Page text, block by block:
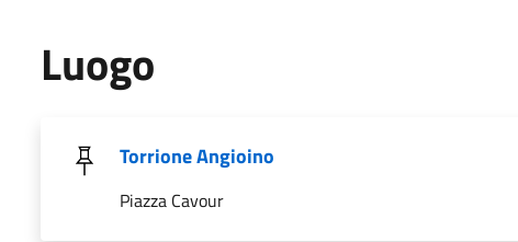
Luogo
Torrione Angioino
Piazza Cavour